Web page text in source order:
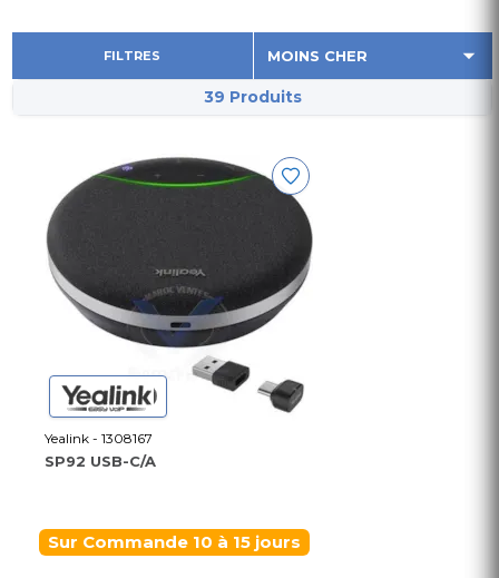
FILTRES
39 Produits
Yealink - 1308167
SP92 USB-C/A
Sur Commande 10 à 15 jours